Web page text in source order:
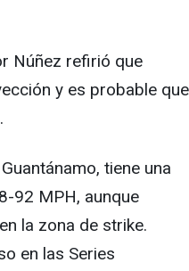
Núñez refirió que
y es probable que
tiene una
92 MPH, aunque
la zona de strike.
en las Series